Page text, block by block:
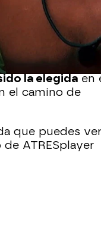
edición de 'Love
el triunfo final,
que se ha ido
asentando
Lo que no has
la elegida en
el camino de
que puedes ver
ATRESplayer